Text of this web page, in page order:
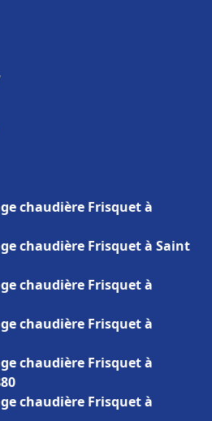
chaudière Frisquet à
chaudière Frisquet à Saint
chaudière Frisquet à
chaudière Frisquet à
chaudière Frisquet à
chaudière Frisquet à